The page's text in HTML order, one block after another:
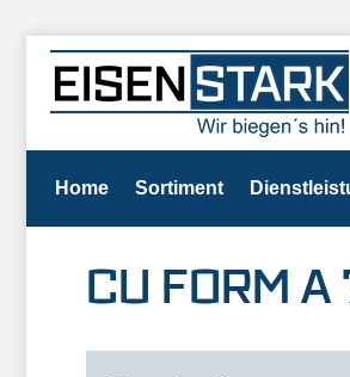
Home Sortiment
CU FORM A